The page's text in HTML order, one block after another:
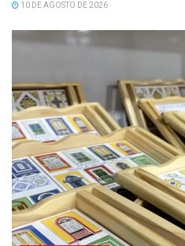
10 DE AGOSTO DE 2026